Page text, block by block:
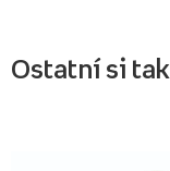
Ostatní si